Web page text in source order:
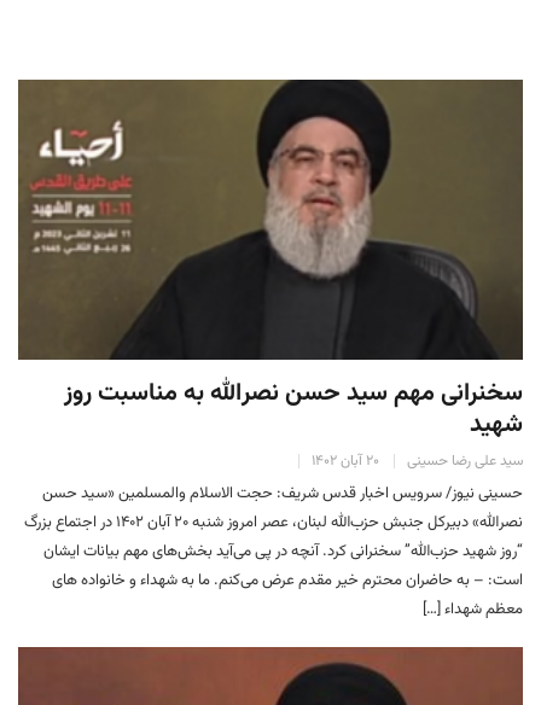
سخنرانی مهم سید حسن نصرالله به مناسبت روز
شهید
سید علی رضا حسینی ۲۰ آبان ۱۴۰۲
حسینی نیوز/ سرویس اخبار قدس شریف: حجت الاسلام والمسلمین «سید حسن
نصرالله» دبیرکل جنبش حزب‌الله لبنان، عصر امروز شنبه ۲۰ آبان ۱۴۰۲ در اجتماع بزرگ
“روز شهید حزب‌الله” سخنرانی کرد. آنچه در پی می‌آید بخش‌های مهم بیانات ایشان
است: – به حاضران محترم خیر مقدم عرض می‌کنم. ما به شهداء و خانواده های
معظم شهداء […]